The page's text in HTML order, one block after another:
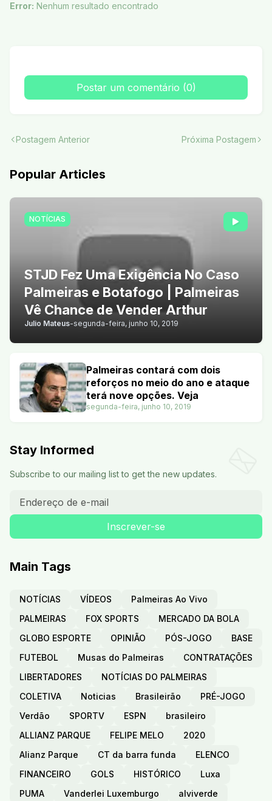
Error: Nenhum resultado encontrado
Postar um comentário (0)
Postagem Anterior Próxima Postagem
Popular Articles
NOTÍCIAS
STJD Fez Uma Exigência No Caso
Palmeiras e Botafogo | Palmeiras
Vê Chance de Vender Arthur
Julio Mateus-segunda-feira, junho 10, 2019
Palmeiras contará com dois
reforços no meio do ano e ataque
terá nove opções. Veja
segunda-feira, junho 10, 2019
Stay Informed
Subscribe to our mailing list to get the new updates.
Main Tags
NOTÍCIAS VÍDEOS
Palmeiras Ao Vivo
PALMEIRAS
FOX SPORTS
MERCADO DA BOLA
GLOBO ESPORTE
OPINIÃO PÓS-JOGO
BASE
FUTEBOL
Musas do Palmeiras
CONTRATAÇÕES
LIBERTADORES
NOTÍCIAS DO PALMEIRAS
COLETIVA
Noticias Brasileirão
PRÉ-JOGO
Verdão
SPORTV ESPN
brasileiro
ALLIANZ PARQUE
FELIPE MELO
2020
Alianz Parque
CT da barra funda
ELENCO
FINANCEIRO
GOLS HISTÓRICO
Luxa
PUMA
Vanderlei Luxemburgo
alviverde